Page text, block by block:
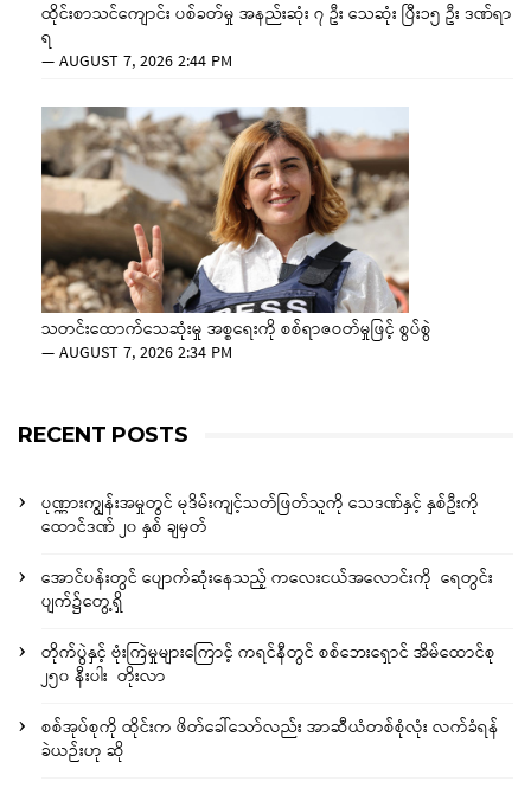
ထိုင်းစာသင်ကျောင်း ပစ်ခတ်မှု အနည်းဆုံး ၇ ဦး သေဆုံး ပြီး၁၅ ဦး ဒဏ်ရာ
ရ
—AUGUST 7, 2026 2:44 PM
သတင်းထောက်သေဆုံးမှု အစ္စရေးကို စစ်ရာဇဝတ်မှုဖြင့် စွပ်စွဲ
—AUGUST 7, 2026 2:34 PM
RECENT POSTS
ပုဏ္ဏားကျွန်းအမှုတွင် မုဒိမ်းကျင့်သတ်ဖြတ်သူကို သေဒဏ်နှင့် နှစ်ဦးကို
ထောင်ဒဏ် ၂၀ နှစ် ချမှတ်
အောင်ပန်းတွင် ပျောက်ဆုံးနေသည့် ကလေးငယ်အလောင်းကို ရေတွင်း
ပျက်၌တွေ့ရှိ
တိုက်ပွဲနှင့် ဗုံးကြဲမှုများကြောင့် ကရင်နီတွင် စစ်ဘေးရှောင် အိမ်ထောင်စု
၂၅၀ နီးပါး တိုးလာ
စစ်အုပ်စုကို ထိုင်းက ဖိတ်ခေါ်သော်လည်း အာဆီယံတစ်စုံလုံး လက်ခံရန်
ခဲယဉ်းဟု ဆို